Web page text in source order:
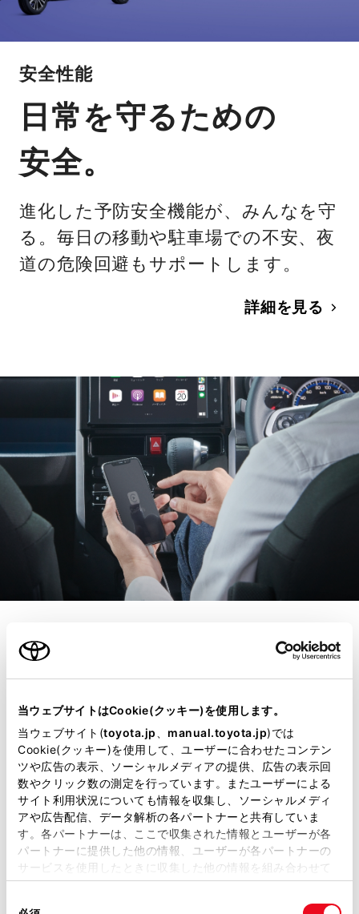
当ウェブサイトはCookie(クッキー)を使用します。
当ウェブサイト(toyota.jp manual.toyota.jp)では
Cookie(クッキー)を使用して、ユーザーに合わせたコンテン
ツや広告の表示、ソーシャルメディアの提供、広告の表示回
数やクリック数の測定を行っています。またユーザーによる
サイト利用状況についても情報を収集し、ソーシャルメディ
アや広告配信、データ解析の各パートナーと共有していま
す。各パートナーは、ここで収集された情報とユーザーが各
パートナーに提供した他の情報、ユーザーが各パートナーの
サービスを使用したときに収集した他の情報を組み合わせて
使用することがあります。当ウェブサイトの使用を続行する
安全性能
日常を守るための
安全。
進化した予防安全機能が、みんなを守
る。毎日の移動や駐車場での不安、夜
道の危険回避もサポートします。
詳細を見る
スマートフォン連携
で、ナビ案内や音楽再
生も快適に。
ディスプレイオーディオとスマート
フォンを接続するだけで、いつもの
地図アプリやプレイリストが大画面